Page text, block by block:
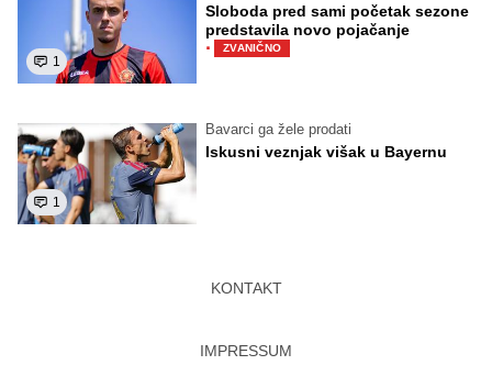
1
Sloboda pred sami početak sezone
predstavila novo pojačanje
· ZVANIČNO
1
Bavarci ga žele prodati
Iskusni veznjak višak u Bayernu
KONTAKT
IMPRESSUM